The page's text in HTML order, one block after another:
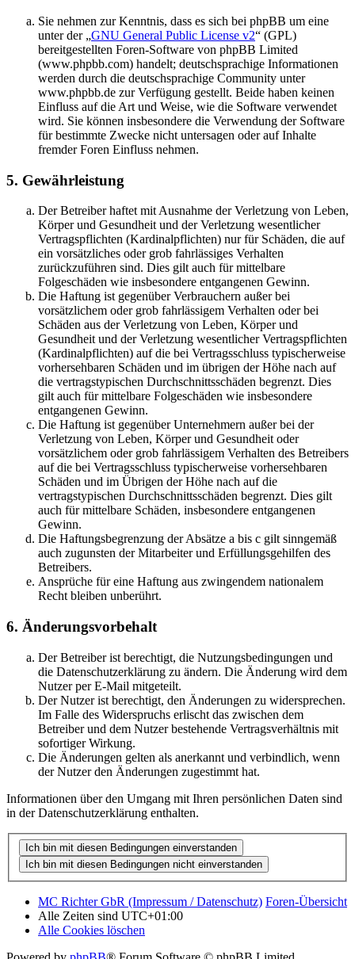
Sie nehmen zur Kenntnis, dass es sich bei phpBB um eine
unter der „GNU General Public License v2“ (GPL)
bereitgestellten Foren-Software von phpBB Limited
(www.phpbb.com) handelt; deutschsprachige Informationen
werden durch die deutschsprachige Community unter
www.phpbb.de zur Verfügung gestellt. Beide haben keinen
Einfluss auf die Art und Weise, wie die Software verwendet
wird. Sie können insbesondere die Verwendung der Software
für bestimmte Zwecke nicht untersagen oder auf Inhalte
fremder Foren Einfluss nehmen.
5. Gewährleistung
Der Betreiber haftet mit Ausnahme der Verletzung von Leben,
Körper und Gesundheit und der Verletzung wesentlicher
Vertragspflichten (Kardinalpflichten) nur für Schäden, die auf
ein vorsätzliches oder grob fahrlässiges Verhalten
zurückzuführen sind. Dies gilt auch für mittelbare
Folgeschäden wie insbesondere entgangenen Gewinn.
Die Haftung ist gegenüber Verbrauchern außer bei
vorsätzlichem oder grob fahrlässigem Verhalten oder bei
Schäden aus der Verletzung von Leben, Körper und
Gesundheit und der Verletzung wesentlicher Vertragspflichten
(Kardinalpflichten) auf die bei Vertragsschluss typischerweise
vorhersehbaren Schäden und im übrigen der Höhe nach auf
die vertragstypischen Durchschnittsschäden begrenzt. Dies
gilt auch für mittelbare Folgeschäden wie insbesondere
entgangenen Gewinn.
Die Haftung ist gegenüber Unternehmern außer bei der
Verletzung von Leben, Körper und Gesundheit oder
vorsätzlichem oder grob fahrlässigem Verhalten des Betreibers
auf die bei Vertragsschluss typischerweise vorhersehbaren
Schäden und im Übrigen der Höhe nach auf die
vertragstypischen Durchschnittsschäden begrenzt. Dies gilt
auch für mittelbare Schäden, insbesondere entgangenen
Gewinn.
Die Haftungsbegrenzung der Absätze a bis c gilt sinngemäß
auch zugunsten der Mitarbeiter und Erfüllungsgehilfen des
Betreibers.
Ansprüche für eine Haftung aus zwingendem nationalem
Recht bleiben unberührt.
6. Änderungsvorbehalt
Der Betreiber ist berechtigt, die Nutzungsbedingungen und
die Datenschutzerklärung zu ändern. Die Änderung wird dem
Nutzer per E-Mail mitgeteilt.
Der Nutzer ist berechtigt, den Änderungen zu widersprechen.
Im Falle des Widerspruchs erlischt das zwischen dem
Betreiber und dem Nutzer bestehende Vertragsverhältnis mit
sofortiger Wirkung.
Die Änderungen gelten als anerkannt und verbindlich, wenn
der Nutzer den Änderungen zugestimmt hat.
Informationen über den Umgang mit Ihren persönlichen Daten sind
in der Datenschutzerklärung enthalten.
MC Richter GbR (Impressum / Datenschutz) Foren-Übersicht
Alle Zeiten sind UTC+01:00
Alle Cookies löschen